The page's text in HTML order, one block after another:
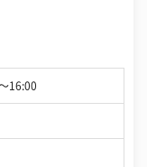
16:00